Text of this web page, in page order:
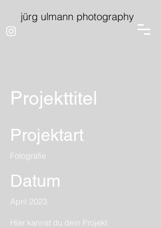
jürg ulmann photography
Projekttitel
Projektart
Fotografie
Datum
April 2023
Hier kannst du dein Projekt